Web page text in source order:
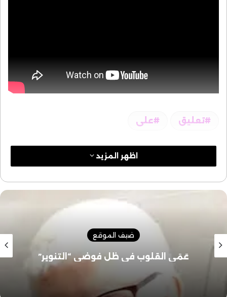
تعليق على
اظهر المزيد
ضيف الموقع
عَمَى القلوب في ظل فوضى “التنوير”